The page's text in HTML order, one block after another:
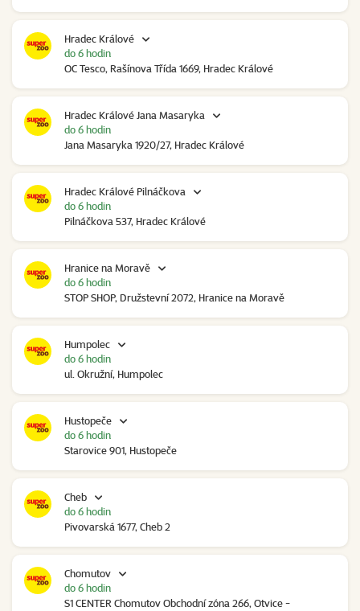
Hradec Králové
OC Tesco, Rašínova Třída 1669, Hradec Králové
do 6 hodin
Hradec Králové Jana Masaryka
Jana Masaryka 1920/27, Hradec Králové
do 6 hodin
Hradec Králové Pilnáčkova
Pilnáčkova 537, Hradec Králové
do 6 hodin
Hranice na Moravě
STOP SHOP, Družstevní 2072, Hranice na Moravě
do 6 hodin
Humpolec
ul. Okružní, Humpolec
do 6 hodin
Hustopeče
Starovice 901, Hustopeče
do 6 hodin
Cheb
Pivovarská 1677, Cheb 2
do 6 hodin
Chomutov
S1 CENTER Chomutov Obchodní zóna 266, Otvice -
do 6 hodin